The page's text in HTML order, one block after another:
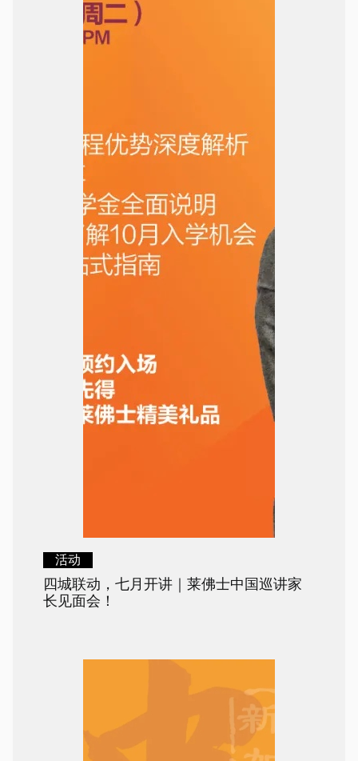
活动
四城联动，七月开讲｜莱佛士中国巡讲家
长见面会！